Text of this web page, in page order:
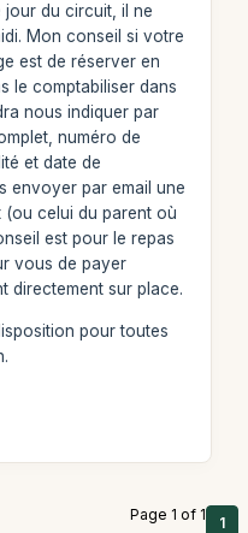
du circuit, il ne
Mon conseil si votre
est de réserver en
le comptabiliser dans
nous indiquer par
numéro de
et date de
envoyer par email une
celui du parent où
est pour le repas
vous de payer
directement sur place.
pour toutes
Page 1 of 1 1